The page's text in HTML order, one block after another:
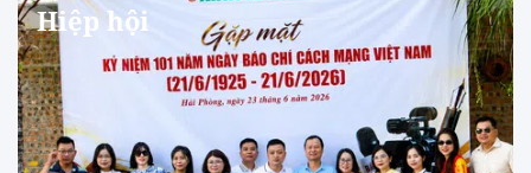
Hiệp hội